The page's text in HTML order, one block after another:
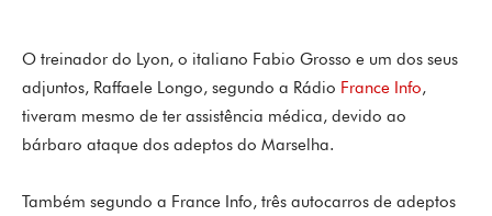
O treinador do Lyon, o italiano Fabio Grosso e um dos seus
adjuntos, Raffaele Longo, segundo a Rádio France Info,
tiveram mesmo de ter assistência médica, devido ao
bárbaro ataque dos adeptos do Marselha.
Também segundo a France Info, três autocarros de adeptos